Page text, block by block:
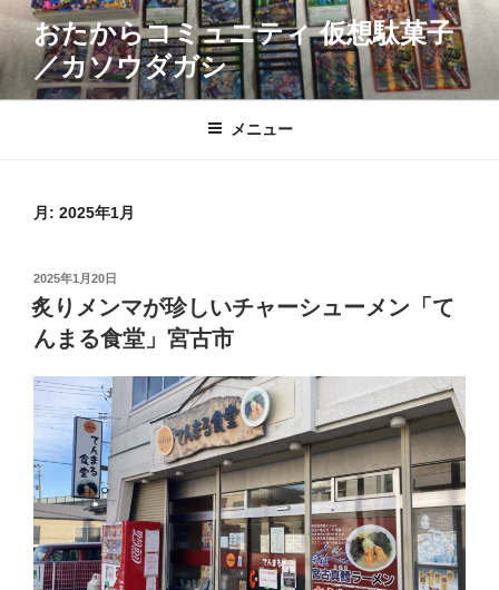
ン
テ
おたからコミュニティ 仮想駄菓子
／カソウダガシ
メニュー
月: 2025年1月
投
稿
日:
2025年1月20日
炙りメンマが珍しいチャーシューメン「て
んまる食堂」宮古市